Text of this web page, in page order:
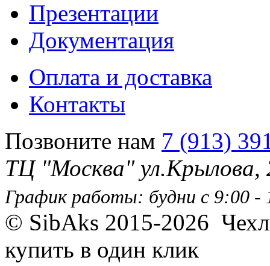
Презентации
Документация
Оплата и доставка
Контакты
Позвоните нам 7 (913)
ТЦ "Москва"
График работы: будни с 9:00 -
© SibAks 2015-2026
купить в один клик